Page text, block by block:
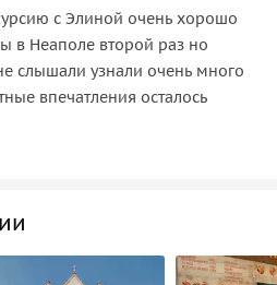
с Элиной очень хорошо
в Неаполе второй раз но
слышали узнали очень много
впечатления осталось